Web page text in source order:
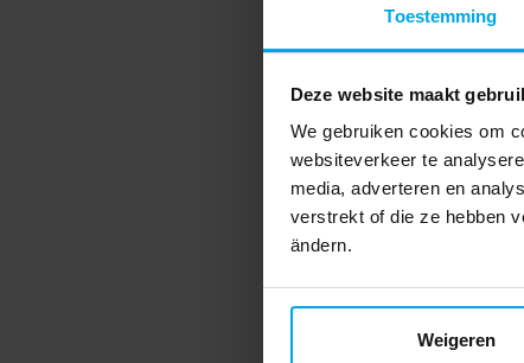
Toestemming
Deze website maakt
We gebruiken cookies om
websiteverkeer te
media, adverteren en
verstrekt of die ze hebben
ändern.
Weigeren